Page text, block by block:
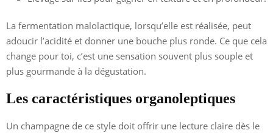
La fermentation malolactique, lorsqu’elle est réalisée, peut
adoucir l’acidité et donner une bouche plus ronde. Ce que cela
change pour toi, c’est une sensation souvent plus souple et
plus gourmande à la dégustation.
Les caractéristiques organoleptiques
Un champagne de ce style doit offrir une lecture claire dès le